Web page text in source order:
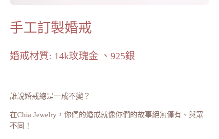
手工訂製婚戒
婚戒材質: 14k玫瑰金 、925銀
誰說婚戒總是一成不變？
在Chia Jewelry，你們的婚戒就像你們的故事絕無僅有、與眾
不同！